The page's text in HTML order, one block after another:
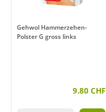
Gehwol Hammerzehen-
Polster G gross links
9.80 CHF